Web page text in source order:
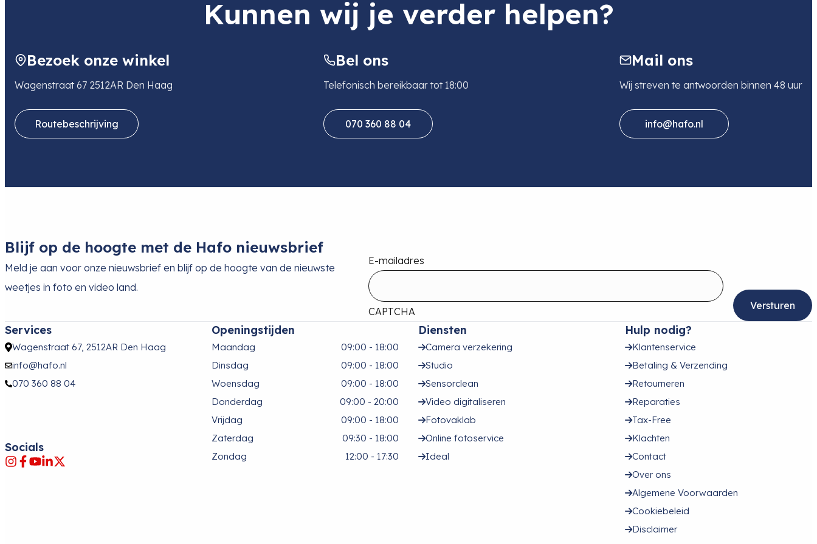
E-mail
media-distribution-nl@videndum.com
Kunnen wij je verder helpen?
Bezoek onze winkel
Wagenstraat 67 2512AR Den Haag
Routebeschrijving
Bel ons
Telefonisch bereikbaar tot 18:00
070 360 88 04
Mail ons
Wij streven te antwoorden binnen 48 uur
info@hafo.nl
Blijf op de hoogte met de Hafo nieuwsbrief
Meld je aan voor onze nieuwsbrief en blijf op de hoogte van de nieuwste
weetjes in foto en video land.
E-mailadres
CAPTCHA
Services
Wagenstraat 67, 2512AR Den Haag
info@hafo.nl
070 360 88 04
Socials
Openingstijden
Maandag
09:00 - 18:00
Dinsdag
09:00 - 18:00
Woensdag
09:00 - 18:00
Donderdag
09:00 - 20:00
Vrijdag
09:00 - 18:00
Zaterdag
09:30 - 18:00
Zondag
12:00 - 17:30
Diensten
Camera verzekering
Studio
Sensorclean
Video digitaliseren
Fotovaklab
Online fotoservice
Ideal
Hulp nodig?
Klantenservice
Betaling & Verzending
Retourneren
Reparaties
Tax-Free
Klachten
Contact
Over ons
Algemene Voorwaarden
Cookiebeleid
Disclaimer